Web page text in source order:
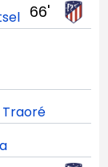
66'
Traoré